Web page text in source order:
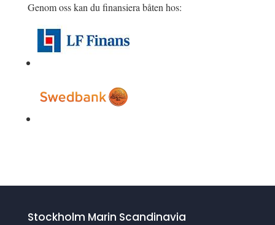
Genom oss kan du finansiera båten hos:
Stockholm Marin Scandinavia